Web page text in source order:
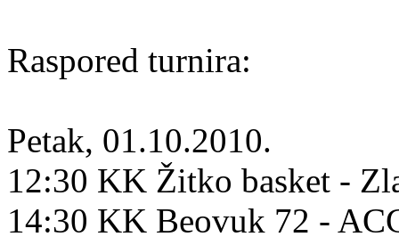
Raspored turnira:
Petak, 01.10.2010.
12:30 KK Žitko basket -
14:30 KK Beovuk 72 -